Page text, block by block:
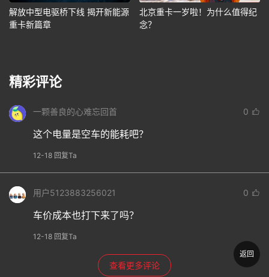
解放中型电驱桥下线 揭开新能源
重卡新篇章
北京重卡一岁啦！为什么值得纪
念？
精彩评论
一颗善良的心难忘回首 0
这个电量是空车的能耗吧？
12-18 回复Ta
用户5123883256021 0
车价成本也打下来了吗？
12-18 回复Ta
查看更多评论
返回